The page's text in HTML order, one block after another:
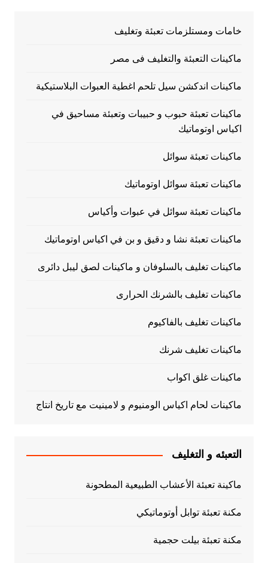
خامات ومستلزمات تعبئة وتغليف
ماكينات التعبئة والتغليف فى مصر
ماكينات اندكشن سيل تلحم اغطية العبوات البلاستيكية
ماكينات تعبئة حبوب و حبيبات وتعبئة مساحيق في
اكياس اوتوماتيك
ماكينات تعبئة سوائل
ماكينات تعبئة سوائل اوتوماتيك
ماكينات تعبئة سوائل في عبوات وأكياس
ماكينات تعبئة نشا و دقيق و بن في اكياس اوتوماتيك
ماكينات تغليف بالسلوفان و ماكينات لصق ليبل دائرى
ماكينات تغليف بالشرنك الحرارى
ماكينات تغليف بالفاكيوم
ماكينات تغليف شرنك
ماكينات غلق اكواب
ماكينات لحام اكياس الومنيوم و لامينيت مع تاريخ انتاج
التعبئه و التغليف
ماكينة تعبئة الأعشاب الطبيعية المطحونة
مكنة تعبئة توابل أوتوماتيكي
مكنة تعبئة بيلت حجمية